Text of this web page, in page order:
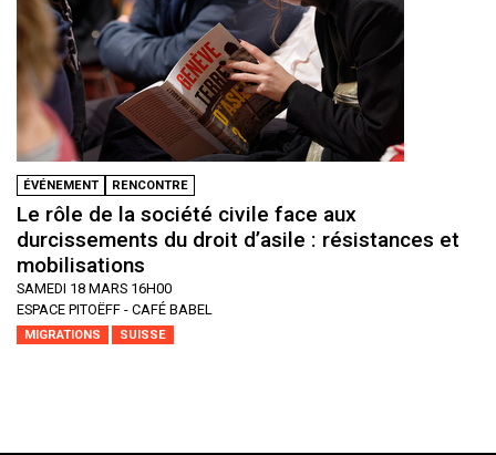
ÉVÉNEMENT RENCONTRE
Le rôle de la société civile face aux
durcissements du droit d’asile : résistances et
mobilisations
SAMEDI 18 MARS 16H00
ESPACE PITOËFF - CAFÉ BABEL
MIGRATIONS SUISSE